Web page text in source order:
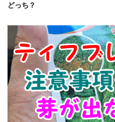
どっち？